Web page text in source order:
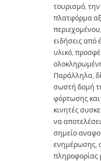
τουρισμό,
πλατφόρμα
ειδήσεις από
υλικό,
Παράλληλα,
σωστή δομή
φόρτωσης και
κινητές
να
σημείο
ενημέρωσης,
πληροφορίας